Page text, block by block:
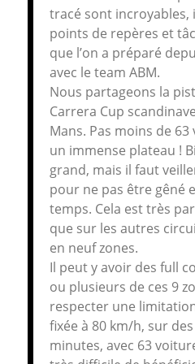
tracé sont incroyables,
points de repères et
que l’on a préparé
avec le team ABM.
Nous partageons la
Carrera Cup
Mans. Pas moins de
un immense plateau !
grand, mais il faut
pour ne pas être gêné
temps. Cela est très
que sur les autres
en neuf zones.
Il peut y avoir des full
ou plusieurs de ces 9
respecter une
fixée à 80 km/h, sur
minutes, avec 63